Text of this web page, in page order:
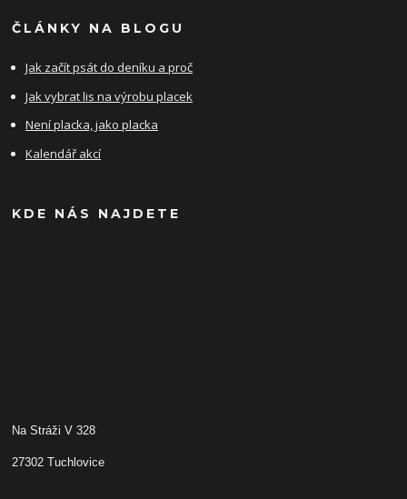
ČLÁNKY NA BLOGU
Jak začít psát do deníku a proč
Jak vybrat lis na výrobu placek
Není placka, jako placka
Kalendář akcí
KDE NÁS NAJDETE
Na Stráži V 328
27302 Tuchlovice